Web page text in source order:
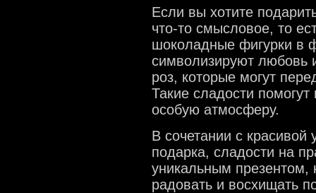
Если вы хотите
что-то смысловое, то
шоколадные фигурки в
символизируют любовь
роз, которые могут
Такие сладости помогут
особую атмосферу.
В сочетании с красивой
подарка, сладости на
уникальным презентом,
радовать и восхищать